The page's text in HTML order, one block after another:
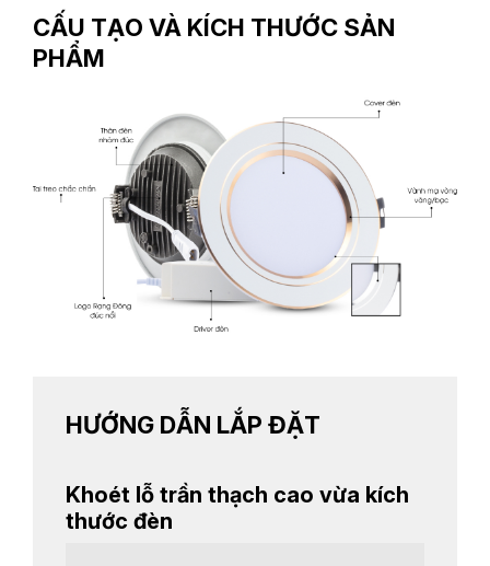
CẤU TẠO VÀ KÍCH THƯỚC SẢN
PHẨM
HƯỚNG DẪN LẮP ĐẶT
Khoét lỗ trần thạch cao vừa kích
thước đèn